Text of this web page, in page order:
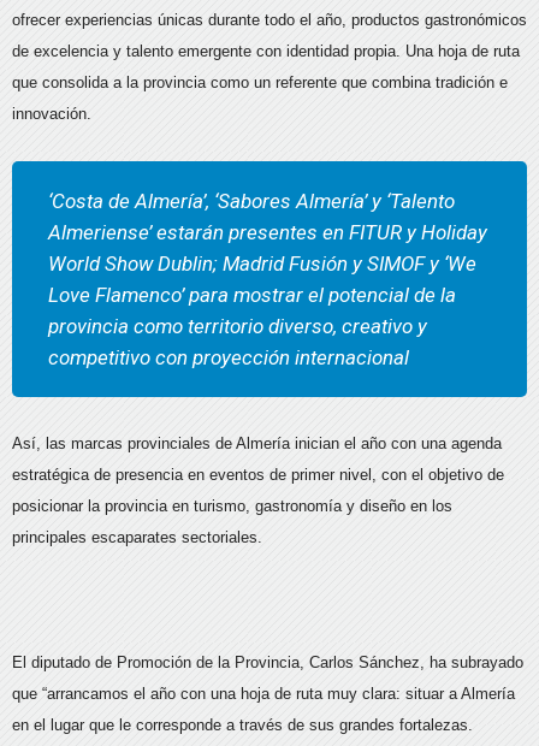
ofrecer experiencias únicas durante todo el año, productos gastronómicos
de excelencia y talento emergente con identidad propia. Una hoja de ruta
que consolida a la provincia como un referente que combina tradición e
innovación.
‘Costa de Almería’, ‘Sabores Almería’ y ‘Talento
Almeriense’ estarán presentes en FITUR y Holiday
World Show Dublin; Madrid Fusión y SIMOF y ‘We
Love Flamenco’ para mostrar el potencial de la
provincia como territorio diverso, creativo y
competitivo con proyección internacional
Así, las marcas provinciales de Almería inician el año con una agenda
estratégica de presencia en eventos de primer nivel, con el objetivo de
posicionar la provincia en turismo, gastronomía y diseño en los
principales escaparates sectoriales.
El diputado de Promoción de la Provincia, Carlos Sánchez, ha subrayado
que “arrancamos el año con una hoja de ruta muy clara: situar a Almería
en el lugar que le corresponde a través de sus grandes fortalezas.